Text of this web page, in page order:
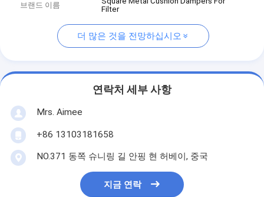
브랜드 이름
Filter
더 많은 것을 전망하십시오
연락처 세부 사항
Mrs. Aimee
+86 13103181658
NO.371 동쪽 슈니링 길 안핑 현 허베이, 중국
지금 연락